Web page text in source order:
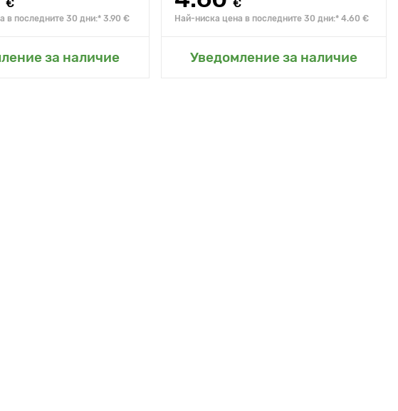
€
в последните 30 дни:* 3.90 €
за наличие
в моята градина
€
Най-ниска цена в последните 30 дни:* 4.60 €
Уведомление за наличие
Добавяне в моята градина